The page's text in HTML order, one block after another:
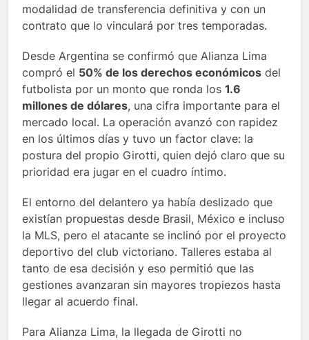
modalidad de transferencia definitiva y con un
contrato que lo vinculará por tres temporadas.
Desde Argentina se confirmó que Alianza Lima
compró el 50% de los derechos económicos del
futbolista por un monto que ronda los 1.6
millones de dólares, una cifra importante para el
mercado local. La operación avanzó con rapidez
en los últimos días y tuvo un factor clave: la
postura del propio Girotti, quien dejó claro que su
prioridad era jugar en el cuadro íntimo.
El entorno del delantero ya había deslizado que
existían propuestas desde Brasil, México e incluso
la MLS, pero el atacante se inclinó por el proyecto
deportivo del club victoriano. Talleres estaba al
tanto de esa decisión y eso permitió que las
gestiones avanzaran sin mayores tropiezos hasta
llegar al acuerdo final.
Para Alianza Lima, la llegada de Girotti no